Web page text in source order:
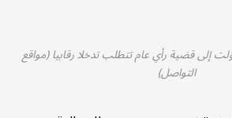
إلى قضية رأي عام تتطلب تدخلا رقابيا (مواقع
التواصل)